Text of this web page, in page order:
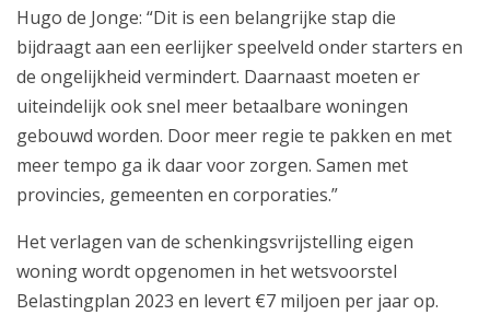
Hugo de Jonge: “Dit is een belangrijke stap die
bijdraagt aan een eerlijker speelveld onder starters en
de ongelijkheid vermindert. Daarnaast moeten er
uiteindelijk ook snel meer betaalbare woningen
gebouwd worden. Door meer regie te pakken en met
meer tempo ga ik daar voor zorgen. Samen met
provincies, gemeenten en corporaties.”
Het verlagen van de schenkingsvrijstelling eigen
woning wordt opgenomen in het wetsvoorstel
Belastingplan 2023 en levert €7 miljoen per jaar op.